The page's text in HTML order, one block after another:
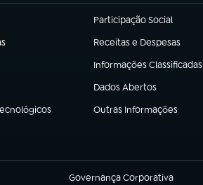
Participação Social
(abre em nova aba)
Receitas e Despesas
(abre em nova aba)
Informações Classificadas
(abre em nova aba)
Dados Abertos
(abre em nova aba)
Outras Informações
(abre em nova aba)
Governança Corporativa
(abre em nova aba)